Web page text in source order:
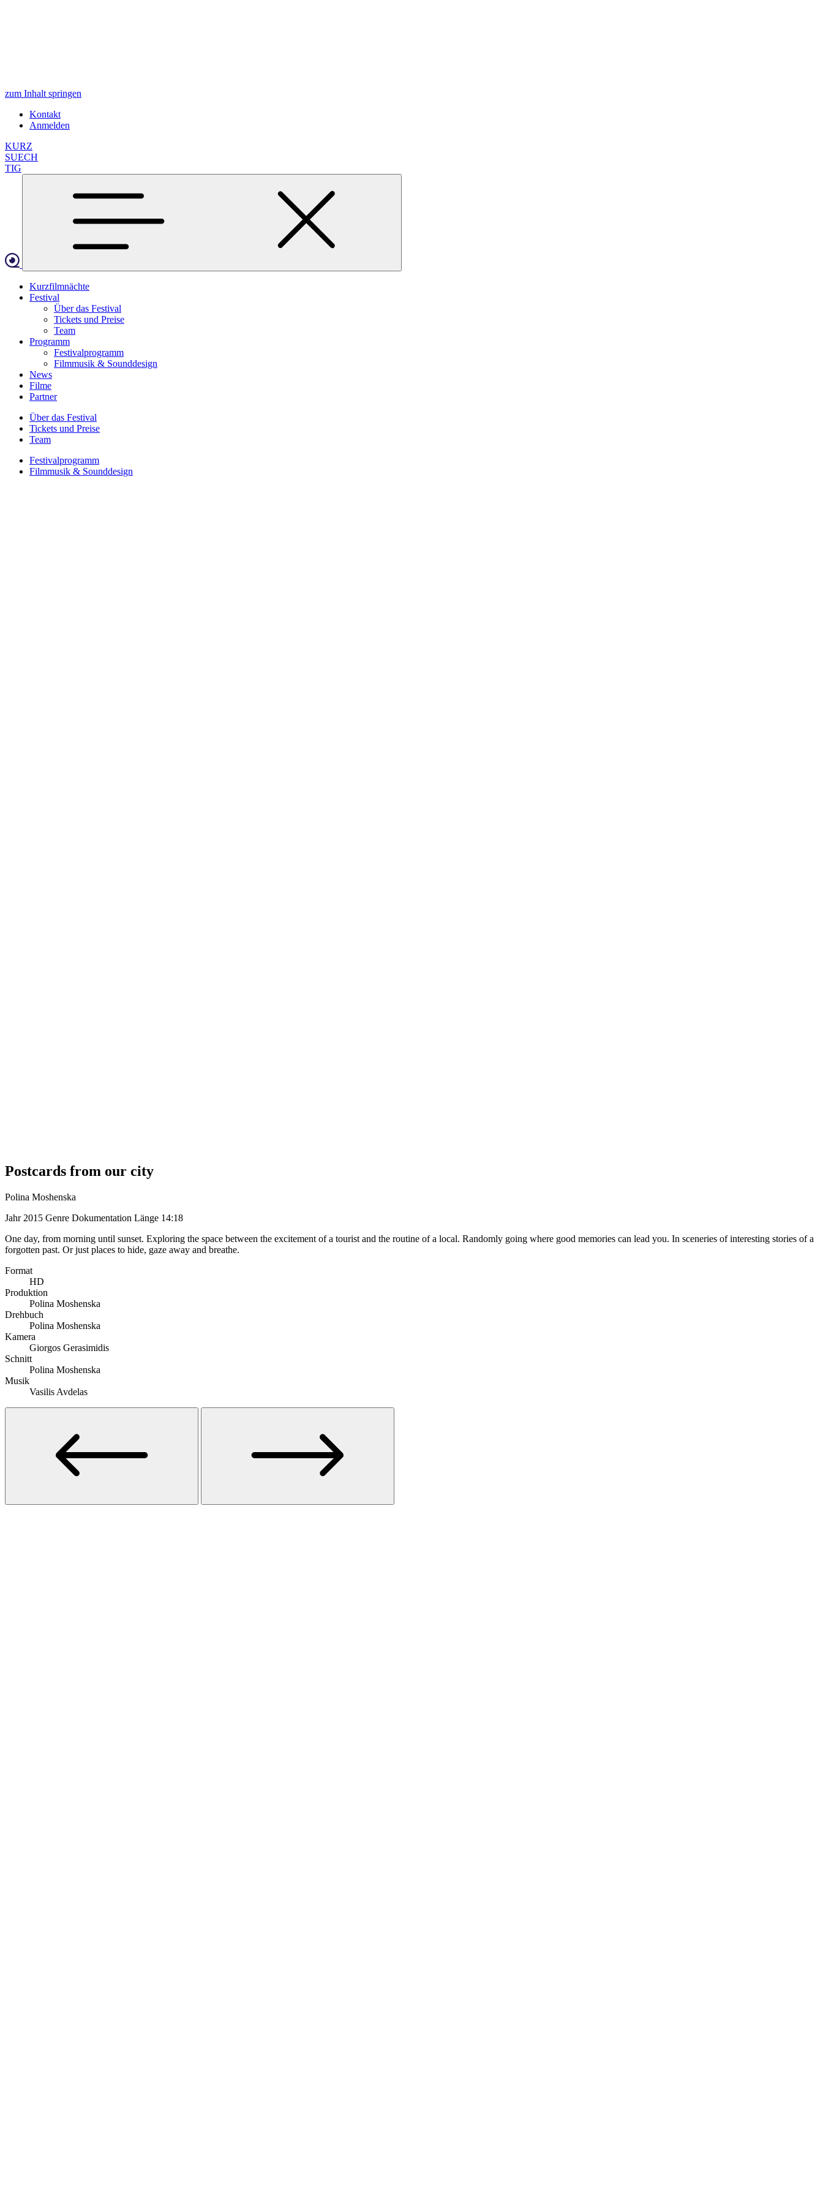
zum Inhalt springen
Kontakt
Anmelden
KURZ
SUECH
TIG
Kurzfilmnächte
Festival
Über das Festival
Tickets und Preise
Team
Programm
Festivalprogramm
Filmmusik & Sounddesign
News
Filme
Partner
Über das Festival
Tickets und Preise
Team
Festivalprogramm
Filmmusik & Sounddesign
Postcards from our city
Polina Moshenska
Jahr2015 Genre Dokumentation Länge 14:18
One day, from morning until sunset. Exploring the space between the excitement of a tourist and the routine of a local. Randomly going where good memories can lead you. In sceneries of interesting stories of a
forgotten past. Or just places to hide, gaze away and breathe.
Format
HD
Produktion
Polina Moshenska
Drehbuch
Polina Moshenska
Kamera
Giorgos Gerasimidis
Schnitt
Polina Moshenska
Musik
Vasilis Avdelas